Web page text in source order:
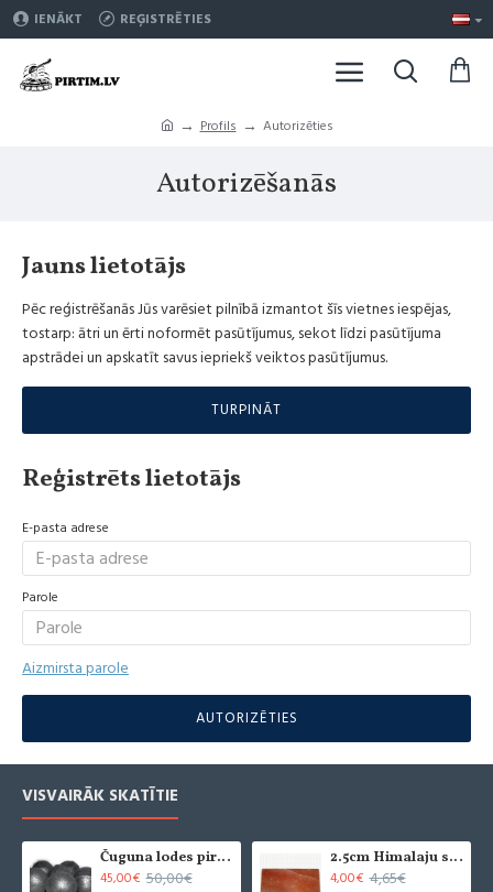
IENĀKT REĢISTRĒTIES
Profils Autorizēties
Autorizēšanās
Jauns lietotājs
Pēc reģistrēšanās Jūs varēsiet pilnībā izmantot šīs vietnes iespējas,
tostarp: ātri un ērti noformēt pasūtījumus, sekot līdzi pasūtījuma
apstrādei un apskatīt savus iepriekš veiktos pasūtījumus.
TURPINĀT
Reģistrēts lietotājs
E-pasta adrese
Parole
Aizmirsta parole
AUTORIZĒTIES
VISVAIRĀK SKATĪTIE
Čuguna lodes pirts krāsnīm (6 gab.)
45,00€ 50,00€
2.5cm Himalaju sāls flīze - slīpēta (x1)
4,00€ 4,65€